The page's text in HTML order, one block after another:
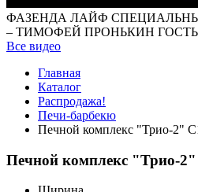
ФАЗЕНДА ЛАЙФ
– ТИМОФЕЙ ПРОНЬКИН
Все видео
Главная
Каталог
Распродажа!
Печи-барбекю
Печной комплекс "Трио-2"
Печной комплекс "Трио-